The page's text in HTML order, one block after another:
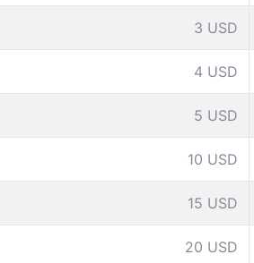
3 USD
4 USD
5 USD
10 USD
15 USD
20 USD